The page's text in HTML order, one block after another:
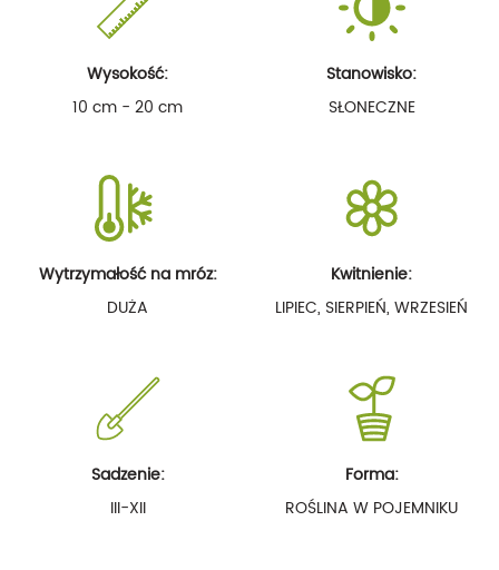
Wysokość:
10 cm - 20 cm
Stanowisko:
SŁONECZNE
Wytrzymałość na mróz:
DUŻA
Kwitnienie:
LIPIEC, SIERPIEŃ, WRZESIEŃ
Sadzenie:
III-XII
Forma:
ROŚLINA W POJEMNIKU